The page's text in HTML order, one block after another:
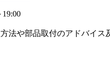
法や部品取付のアドバイス